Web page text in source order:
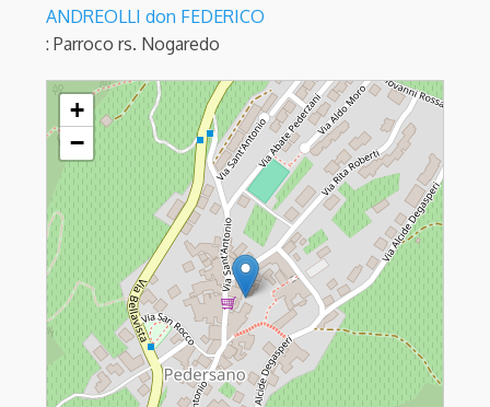
ANDREOLLI don FEDERICO
: Parroco rs. Nogaredo
PEDERSANO - S.Lazzaro
+
−